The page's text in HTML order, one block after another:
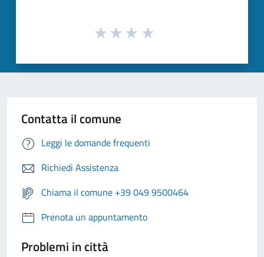
Contatta il comune
Leggi le domande frequenti
Richiedi Assistenza
Chiama il comune +39 049 9500464
Prenota un appuntamento
Problemi in città